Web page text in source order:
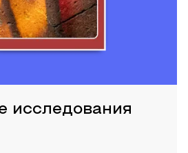
исследования